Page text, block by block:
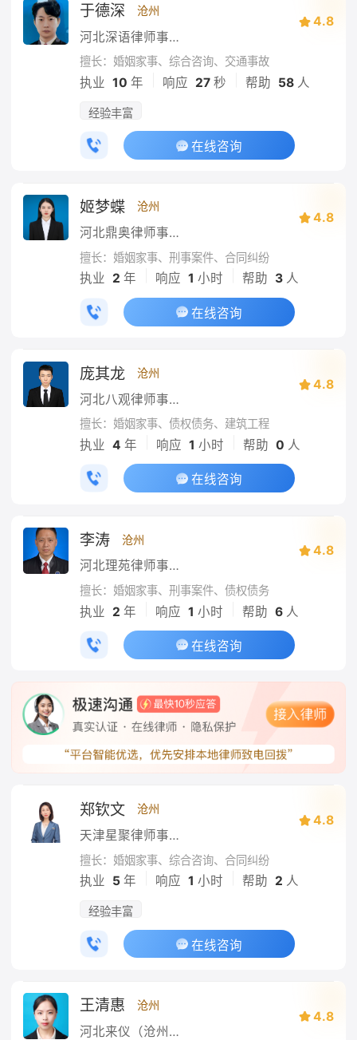
于德深 沧州
河北深语律师事务所
4.8
擅长：婚姻家事、综合咨询、交通事故
执业 10 年 响应 27秒 帮助 58人
经验丰富
在线咨询
姬梦蝶 沧州
河北鼎奥律师事务所
4.8
擅长：婚姻家事、刑事案件、合同纠纷
执业 2 年 响应 1 小时 帮助 3人
在线咨询
庞其龙 沧州
河北八观律师事务所
4.8
擅长：婚姻家事、债权债务、建筑工程
执业 4 年 响应 1 小时 帮助 0 人
在线咨询
李涛 沧州
河北理苑律师事务所
4.8
擅长：婚姻家事、刑事案件、债权债务
执业 2 年 响应 1 小时 帮助 6人
在线咨询
郑钦文 沧州
天津星聚律师事务所
4.8
擅长：婚姻家事、综合咨询、合同纠纷
执业 5 年 响应 1 小时 帮助 2 人
经验丰富
在线咨询
王清惠 沧州
河北来仪（沧州）律师事务所
4.8